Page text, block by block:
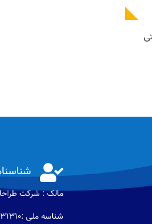

مالک : شرکت
شناسه ملی :14012931310